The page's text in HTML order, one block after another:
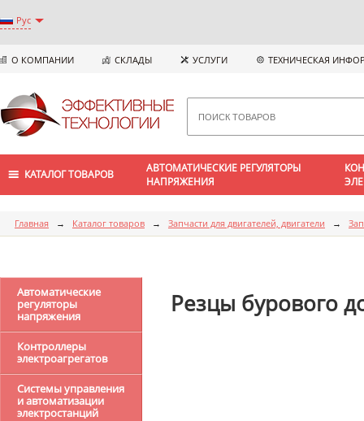
Рус
О КОМПАНИИ СКЛАДЫ УСЛУГИ ТЕХНИЧЕСКАЯ
КАТАЛОГ ТОВАРОВ
АВТОМАТИЧЕСКИЕ РЕГУЛЯТОРЫ
НАПРЯЖЕНИЯ
Главная → Каталог товаров → Запчасти для двигателей, двигатели →
Автоматические
регуляторы
напряжения
Контроллеры
электроагрегатов
Системы управления
и автоматизации
электростанций
Резцы бурового